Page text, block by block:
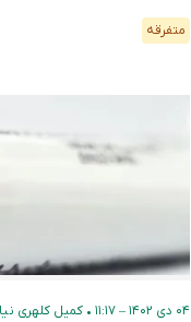
متفرقه
۰۴ دی ۱۴۰۲ – ۱۱:۱۷ • کمیل کلهری نیا